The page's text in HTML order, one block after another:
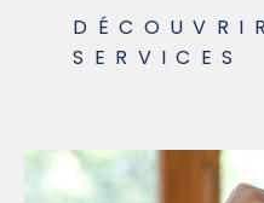
SERVICES